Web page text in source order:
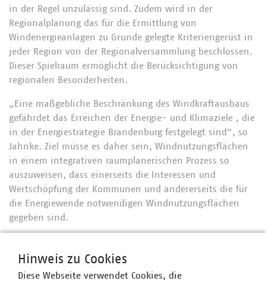
in der Regel unzulässig sind. Zudem wird in der
Regionalplanung das für die Ermittlung von
Windenergieanlagen zu Grunde gelegte Kriteriengerüst in
jeder Region von der Regionalversammlung beschlossen.
Dieser Spielraum ermöglicht die Berücksichtigung von
regionalen Besonderheiten.
„Eine maßgebliche Beschränkung des Windkraftausbaus
gefährdet das Erreichen der Energie- und Klimaziele , die
in der Energiestrategie Brandenburg festgelegt sind“, so
Jahnke. Ziel müsse es daher sein, Windnutzungsflächen
in einem integrativen raumplanerischen Prozess so
auszuweisen, dass einerseits die Interessen und
Wertschöpfung der Kommunen und andererseits die für
die Energiewende notwendigen Windnutzungsflächen
gegeben sind.
diesem Anliegen konstruktiv.
Hinweis zu Cookies
Diese Webseite verwendet Cookies, die